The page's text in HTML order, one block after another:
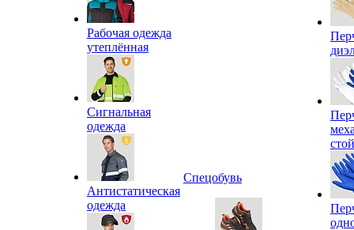
Рабочая одежда
утеплённая
Сигнальная
одежда
Антистатическая
одежда
Спецобувь